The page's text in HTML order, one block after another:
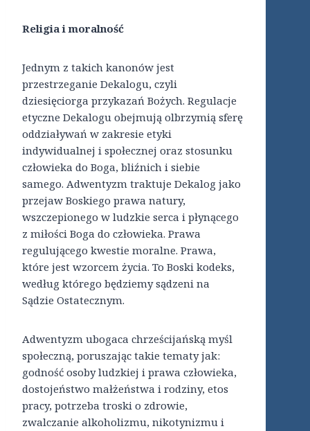
Religia i moralność
Jednym z takich kanonów jest
przestrzeganie Dekalogu, czyli
dziesięciorga przykazań Bożych. Regulacje
etyczne Dekalogu obejmują olbrzymią sferę
oddziaływań w zakresie etyki
indywidualnej i społecznej oraz stosunku
człowieka do Boga, bliźnich i siebie
samego. Adwentyzm traktuje Dekalog jako
przejaw Boskiego prawa natury,
wszczepionego w ludzkie serca i płynącego
z miłości Boga do człowieka. Prawa
regulującego kwestie moralne. Prawa,
które jest wzorcem życia. To Boski kodeks,
według którego będziemy sądzeni na
Sądzie Ostatecznym.
Adwentyzm ubogaca chrześcijańską myśl
społeczną, poruszając takie tematy jak:
godność osoby ludzkiej i prawa człowieka,
dostojeństwo małżeństwa i rodziny, etos
pracy, potrzeba troski o zdrowie,
zwalczanie alkoholizmu, nikotynizmu i